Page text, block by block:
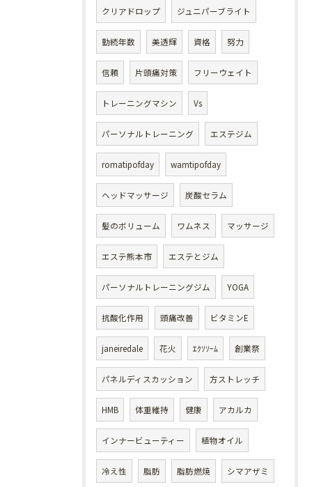
クリアドロップ ジュニパーブライト
勤続年数 美透輝 資格 努力
信頼 片頭痛対策 フリーウェイト
トレーニングマシン Vs
パーソナルトレーニング エステジム
romatipofday wamtipofday
ヘッドマッサージ 炭酸セラム
髪のボリューム ワムネス マッサージ
エステ熊本市 エステとジム
パーソナルトレーニングジム YOGA
抗酸化作用 頭痛改善 ビタミンE
janeiredale 花火 ｴｸｿｿｰﾑ 創業祭
パネルディスカッション 方ストレッチ
HMB 体重維持 健康 アカルカ
インナービューティー 植物オイル
冷え性 脂肪 脂肪燃焼 シマアザミ